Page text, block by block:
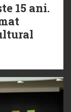
15 ani.